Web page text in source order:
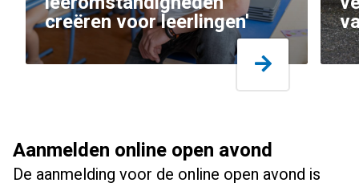
creëren voor leerlingen'
Aanmelden online open avond
De aanmelding voor de online open avond is